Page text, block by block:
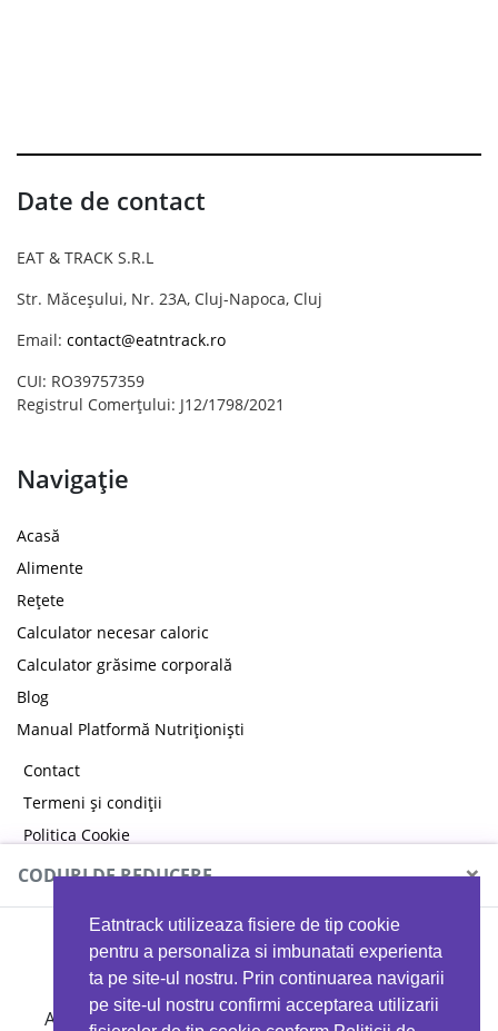
Eatntrack utilizeaza fisiere de tip cookie
pentru a personaliza si imbunatati experienta
ta pe site-ul nostru. Prin continuarea navigarii
pe site-ul nostru confirmi acceptarea utilizarii
Date de contact
EAT & TRACK S.R.L
Str. Măceșului, Nr. 23A, Cluj-Napoca, Cluj
Email: contact@eatntrack.ro
CUI: RO39757359
Registrul Comerțului: J12/1798/2021
Navigație
Acasă
Alimente
Rețete
Calculator necesar caloric
Calculator grăsime corporală
Blog
Manual Platformă Nutriționiști
Contact
Termeni și condiții
Politica Cookie
Politica de confidențialitate
CODURI DE REDUCERE ×
MYPROTEIN
Ai 40%reducere la orice comandă folosind codul